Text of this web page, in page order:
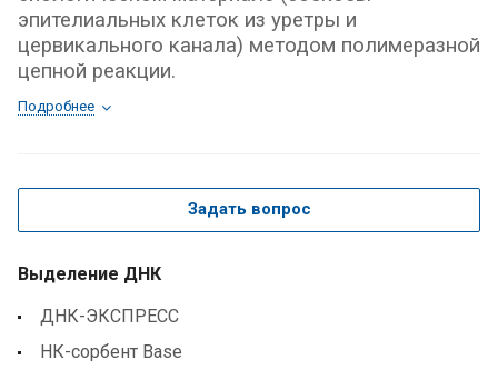
эпителиальных клеток из уретры и
цервикального канала) методом полимеразной
цепной реакции.
Подробнее
Задать вопрос
Выделение ДНК
ДНК-ЭКСПРЕСС
НК-сорбент Base